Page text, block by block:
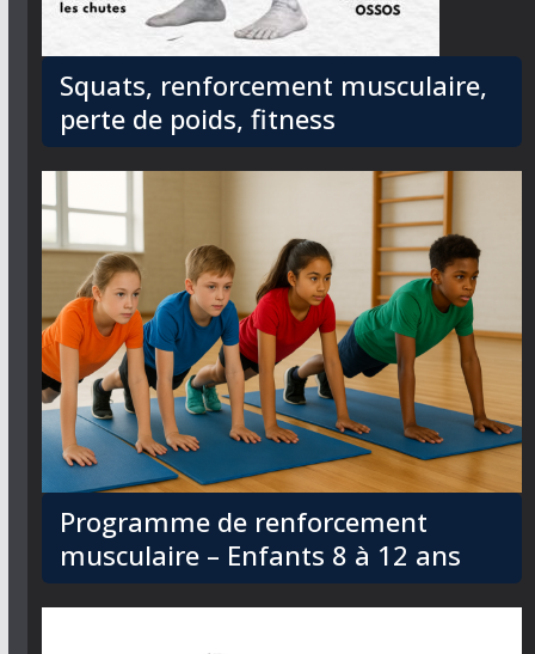
Squats, renforcement musculaire,
perte de poids, fitness
Programme de renforcement
musculaire – Enfants 8 à 12 ans